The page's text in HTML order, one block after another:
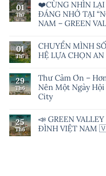
01
Th7
❤️CÙNG NHÌN LẠI
ĐÁNG NHỚ TẠI
NAM – GREEN
01
Th7
CHUYỂN MÌNH
HỆ LỰA CHỌN AN
29
Th6
Thư Cảm Ơn –
Nên Một Ngày
City
25
Th6
📣 GREEN
ĐÌNH VIỆT NAM